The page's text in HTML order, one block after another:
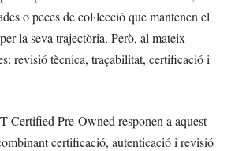
o peces de col·lecció que mantenen el
la seva trajectòria. Però, al mateix
revisió tècnica, traçabilitat, certificació i
Certified Pre-Owned responen a aquest
certificació, autenticació i revisió